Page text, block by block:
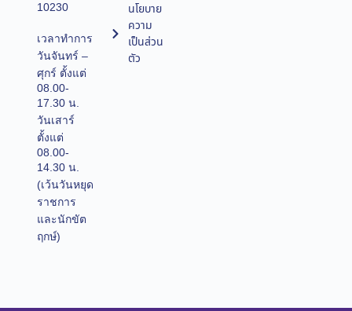
10230
เวลาทำการ
วันจันทร์ –
ศุกร์ ตั้งแต่
08.00-
17.30 น.
วันเสาร์
ตั้งแต่
08.00-
14.30 น.
(เว้นวันหยุด
ราชการ
และนักขัต
ฤกษ์)
นโยบาย
ความ
เป็นส่วน
ตัว